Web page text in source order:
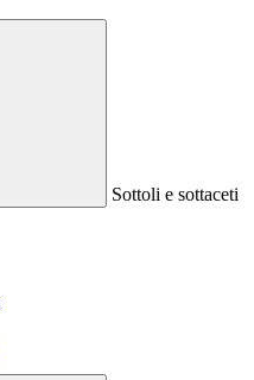
Sottoli e sottaceti